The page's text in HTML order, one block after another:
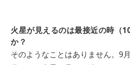
火星が見えるのは最接近の時（
か？
そのようなことはありません。9